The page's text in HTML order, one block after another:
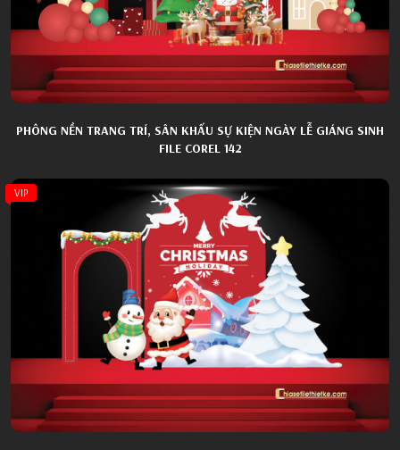
PHÔNG NỀN TRANG TRÍ, SÂN KHẤU SỰ KIỆN NGÀY LỄ GIÁNG SINH
FILE COREL 142
VIP